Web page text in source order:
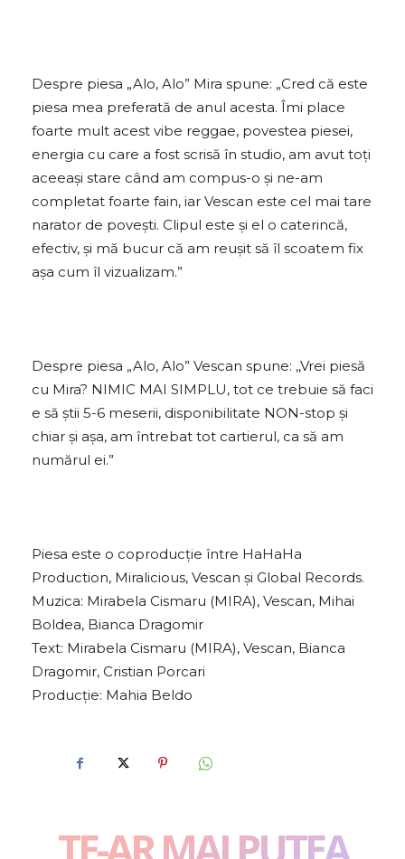
Despre piesa „Alo, Alo” Mira spune: „Cred că este
piesa mea preferată de anul acesta. Îmi place
foarte mult acest vibe reggae, povestea piesei,
energia cu care a fost scrisă în studio, am avut toți
aceeași stare când am compus-o și ne-am
completat foarte fain, iar Vescan este cel mai tare
narator de povești. Clipul este și el o caterincă,
efectiv, și mă bucur că am reușit să îl scoatem fix
așa cum îl vizualizam.”
Despre piesa „Alo, Alo” Vescan spune: ,,Vrei piesă
cu Mira? NIMIC MAI SIMPLU, tot ce trebuie să faci
e să știi 5-6 meserii, disponibilitate NON-stop și
chiar și așa, am întrebat tot cartierul, ca să am
numărul ei.”
Piesa este o coproducție între HaHaHa
Production, Miralicious, Vescan și Global Records.
Muzica: Mirabela Cismaru (MIRA), Vescan, Mihai
Boldea, Bianca Dragomir
Text: Mirabela Cismaru (MIRA), Vescan, Bianca
Dragomir, Cristian Porcari
Producție: Mahia Beldo